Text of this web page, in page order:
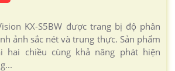
KX-S5BW được trang bị độ phân
ảnh sắc nét và trung thực. Sản phẩm
hai chiều cùng khả năng phát hiện